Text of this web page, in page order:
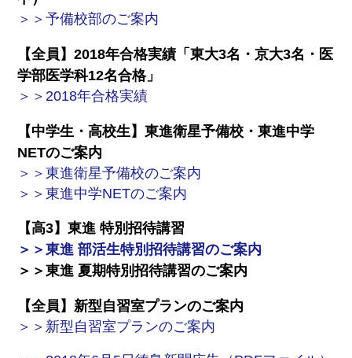
＞＞予備校部のご案内
【全員】2018年合格実績「東大3名・京大3名・医
学部医学科12名合格」
＞＞2018年合格実績
【中学生・高校生】東進衛星予備校・東進中学
NETのご案内
＞＞東進衛星予備校のご案内
＞＞東進中学NETのご案内
【高3】東進 特別招待講習
＞＞東進 部活生特別招待講習のご案内
＞＞東進 夏期特別招待講習のご案内
【全員】新型自習室プランのご案内
＞＞新型自習室プランのご案内